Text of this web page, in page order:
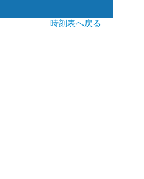
時刻表へ戻る